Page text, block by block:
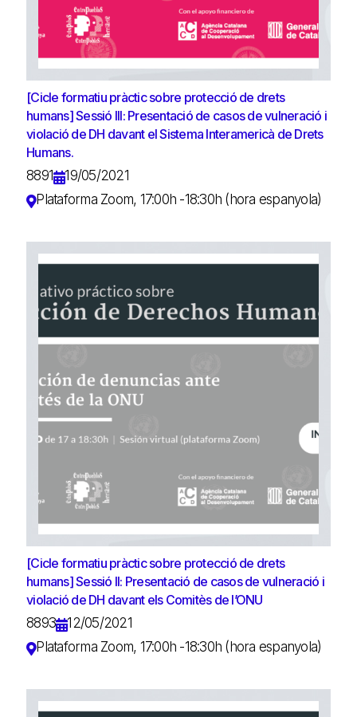
[Cicle formatiu pràctic sobre protecció de drets
humans] Sessió III: Presentació de casos de vulneració i
violació de DH davant el Sistema Interamericà de Drets
Humans.
8891
19/05/2021
Plataforma Zoom, 17:00h -18:30h (hora espanyola)
[Cicle formatiu pràctic sobre protecció de drets
humans] Sessió II: Presentació de casos de vulneració i
violació de DH davant els Comitès de l’ONU
8893
12/05/2021
Plataforma Zoom, 17:00h -18:30h (hora espanyola)